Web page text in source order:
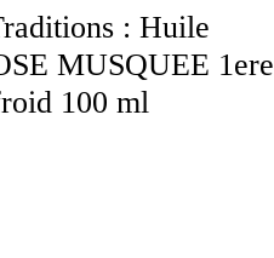
: Huile
MUSQUEE 1ere
100 ml